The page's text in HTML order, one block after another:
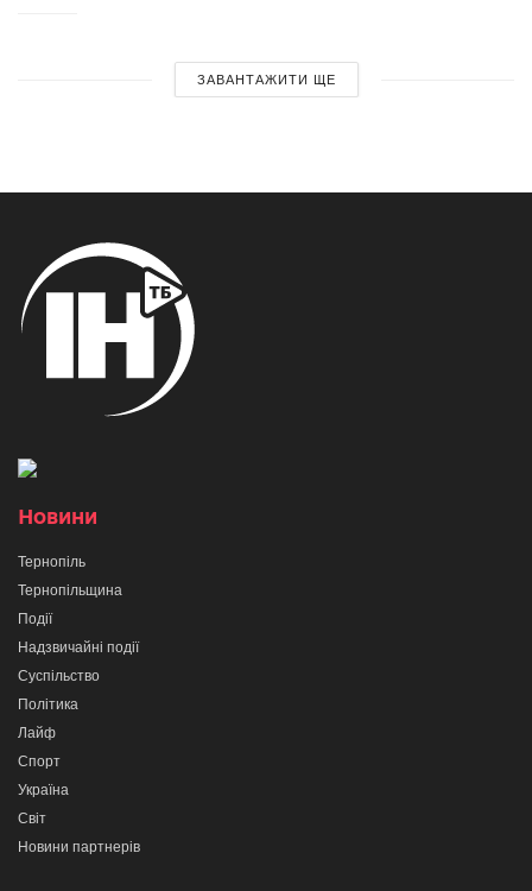
ЗАВАНТАЖИТИ ЩЕ
Новини
Тернопіль
Тернопільщина
Події
Надзвичайні події
Суспільство
Політика
Лайф
Спорт
Україна
Світ
Новини партнерів